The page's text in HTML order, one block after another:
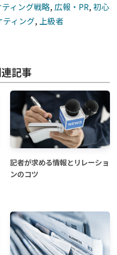
ィング戦略, 広報・PR, 初心
ティング, 上級者
記事
記者が求める情報とリレーショ
ンのコツ